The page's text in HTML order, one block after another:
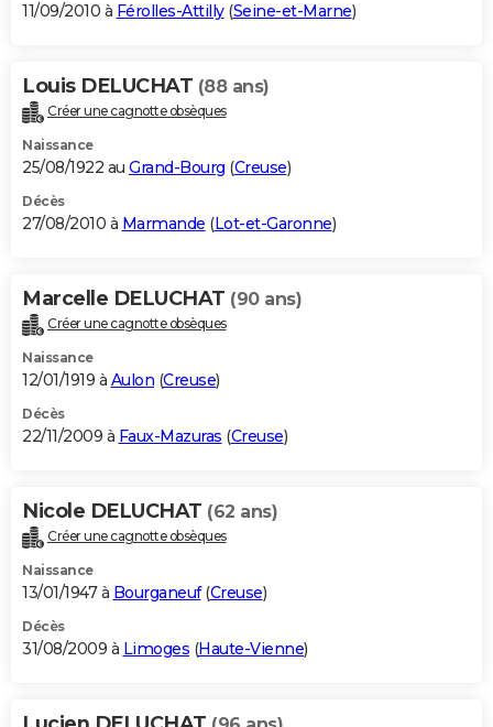
11/09/2010 à Férolles-Attilly(Seine-et-Marne)
Louis DELUCHAT (88 ans)
Créer une cagnotte obsèques
Naissance
25/08/1922 au Grand-Bourg (Creuse)
Décès
27/08/2010 à Marmande (Lot-et-Garonne)
Marcelle DELUCHAT (90 ans)
Créer une cagnotte obsèques
Naissance
12/01/1919 à Aulon (Creuse)
Décès
22/11/2009 à Faux-Mazuras (Creuse)
Nicole DELUCHAT (62 ans)
Créer une cagnotte obsèques
Naissance
13/01/1947 à Bourganeuf(Creuse)
Décès
31/08/2009 à Limoges (Haute-Vienne)